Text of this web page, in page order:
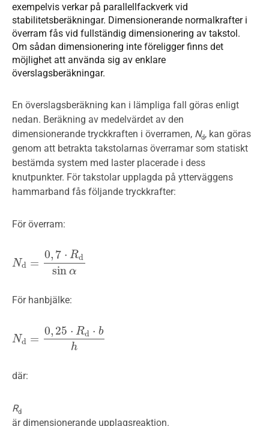
exempelvis verkar på parallellfackverk vid
stabilitetsberäkningar. Dimensionerande normalkrafter i
överram fås vid fullständig dimensionering av takstol.
Om sådan dimensionering inte föreligger finns det
möjlighet att använda sig av enklare
överslagsberäkningar.
En överslagsberäkning kan i lämpliga fall göras enligt
nedan. Beräkning av medelvärdet av den
dimensionerande tryckkraften i överramen, Nd, kan göras
genom att betrakta takstolarnas överramar som statiskt
bestämda system med laster placerade i dess
knutpunkter. För takstolar upplagda på ytterväggens
hammarband fås följande tryckkrafter:
För överram:
Nd =
0, 7 ⋅ Rd
sin α
Nd= 0,7 ⋅Rdsinα
För hanbjälke:
Nd =
0, 25 ⋅ Rd ⋅ b
h
Nd= 0,25⋅Rd⋅bh
där:
Rd
är dimensionerande upplagsreaktion.